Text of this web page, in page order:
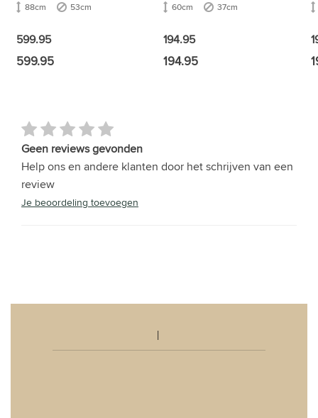
88cm 53cm
599.95
599.95
60cm 37cm
194.95
194.95
Geen reviews gevonden
Help ons en andere klanten door het schrijven van een
review
Je beoordeling toevoegen